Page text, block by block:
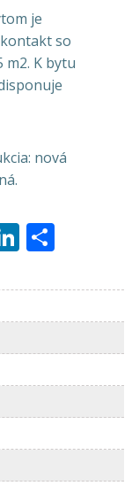
je
so
K bytu
nová
LinkedIn